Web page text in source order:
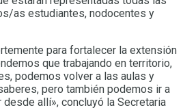
as estudiantes, nodocentes y
para fortalecer la extensión
que trabajando en territorio,
podemos volver a las aulas y
pero también podemos ir a
desde allí», concluyó la Secretaria